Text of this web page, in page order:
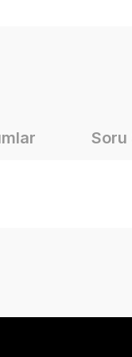
Soru